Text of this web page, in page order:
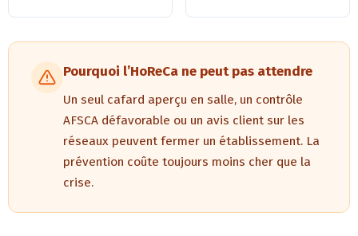
Pourquoi l’HoReCa ne peut pas attendre
Un seul cafard aperçu en salle, un contrôle
AFSCA défavorable ou un avis client sur les
réseaux peuvent fermer un établissement. La
prévention coûte toujours moins cher que la
crise.